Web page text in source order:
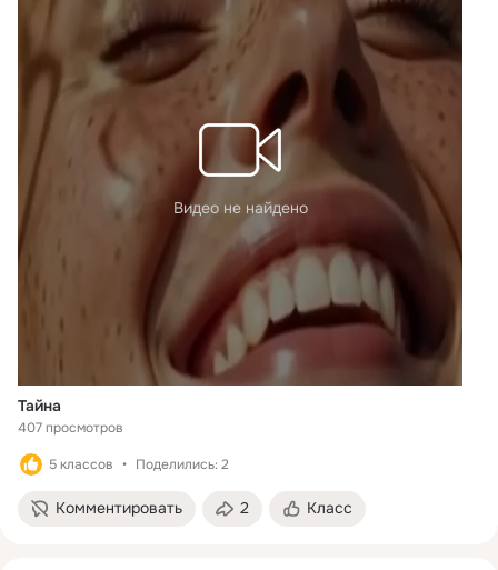
Видео не найдено
Тайна
407 просмотров
5 классов Поделились: 2
Комментировать 2 Класс